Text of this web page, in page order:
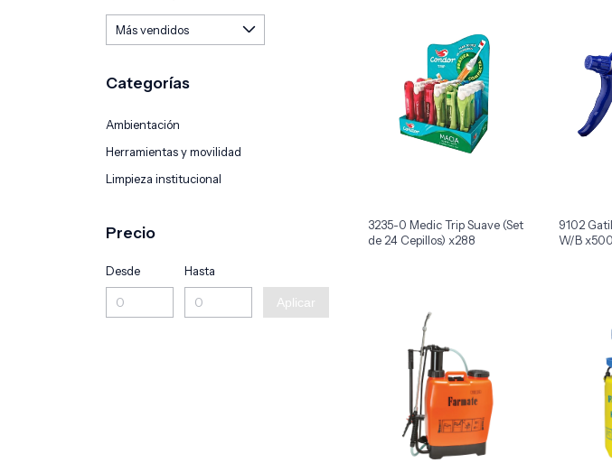
Categorías
Ambientación
Herramientas y movilidad
Limpieza institucional
Precio
Desde Hasta
Aplicar
3235-0 Medic Trip Suave (Set
de 24 Cepillos) x288
9102
W/B x500